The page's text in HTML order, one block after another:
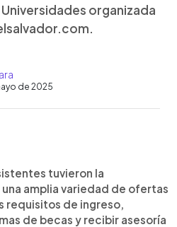
organizada
de 2025
tuvieron la
amplia variedad de ofertas
requisitos de ingreso,
de becas y recibir asesoría